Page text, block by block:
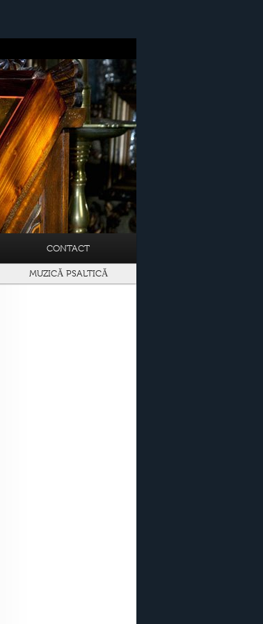
CONTACT
MUZICĂ PSALTICĂ